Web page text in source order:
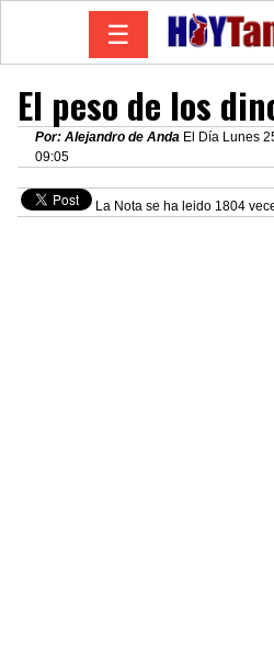
☰
El peso de los
Por: Alejandro de Anda El Día Lunes
09:05
La Nota se ha leido 1804